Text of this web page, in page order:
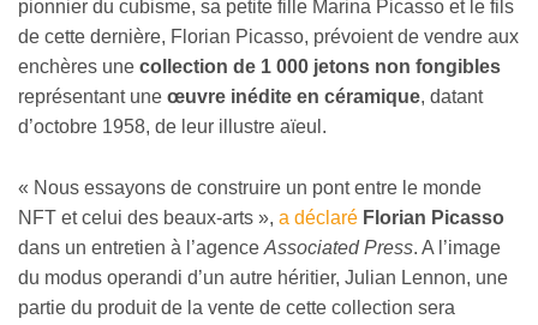
pionnier du cubisme, sa petite fille Marina Picasso et le fils
de cette dernière, Florian Picasso, prévoient de vendre aux
enchères une collection de 1 000 jetons non fongibles
représentant une œuvre inédite en céramique, datant
d’octobre 1958, de leur illustre aïeul.
« Nous essayons de construire un pont entre le monde
NFT et celui des beaux-arts », a déclaré Florian Picasso
dans un entretien à l’agence Associated Press. A l’image
du modus operandi d’un autre héritier, Julian Lennon, une
partie du produit de la vente de cette collection sera